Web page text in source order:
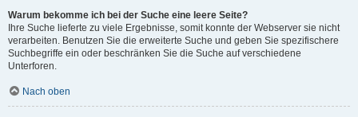
Warum bekomme ich bei der Suche eine leere Seite?
Ihre Suche lieferte zu viele Ergebnisse, somit konnte der Webserver sie nicht
verarbeiten. Benutzen Sie die erweiterte Suche und geben Sie spezifischere
Suchbegriffe ein oder beschränken Sie die Suche auf verschiedene
Unterforen.
Nach oben